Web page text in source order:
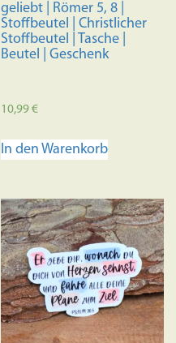
geliebt | Römer 5, 8 |
Stoffbeutel | Christlicher
Stoffbeutel | Tasche |
Beutel | Geschenk
10,99€
In den Warenkorb